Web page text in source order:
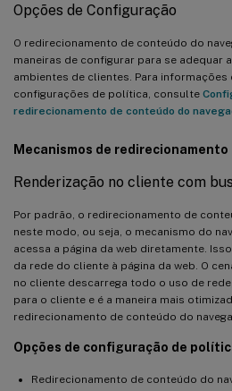
Opções de Configuração
O redirecionamento de conteúdo do
maneiras de configurar para se adequar
ambientes de clientes. Para
configurações de política, consulte
redirecionamento de conteúdo do
Mecanismos de redirecionamento
Renderização no cliente com
Por padrão, o redirecionamento de
neste modo, ou seja, o mecanismo do
acessa a página da web diretamente.
da rede do cliente à página da web. O
no cliente descarrega todo o uso de rede,
para o cliente e é a maneira mais
redirecionamento de conteúdo do
Opções de configuração de
Redirecionamento de conteúdo do